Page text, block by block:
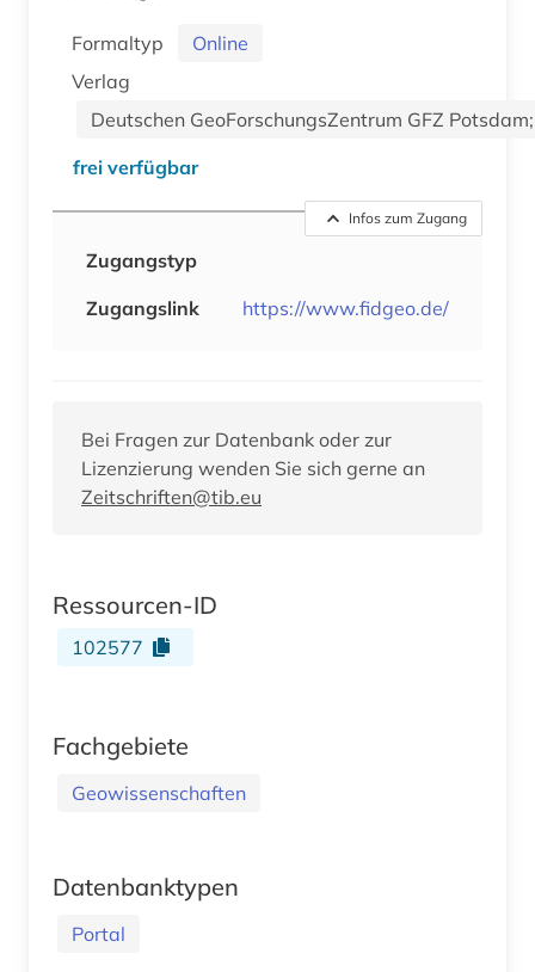
Formaltyp
Online
Verlag
Deutschen GeoForschungsZentrum GFZ
frei verfügbar
Infos zum Zugang
Zugangstyp
Zugangslink
https://www.fidgeo.de/
Bei Fragen zur Datenbank oder zur
Lizenzierung wenden Sie sich gerne an
Zeitschriften@tib.eu
Ressourcen-ID
102577
Fachgebiete
Geowissenschaften
Datenbanktypen
Portal